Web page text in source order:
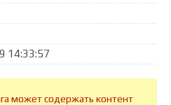
14:33:57
может содержать контент